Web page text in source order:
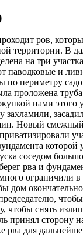
ров,
территории. В
на три
паводковые и
по периметру
проложена
нами этого
захламили,
Новый смежный
которой
соседом
рва и
ограничили в
дом
чтобы снять
принял сторону
рва для